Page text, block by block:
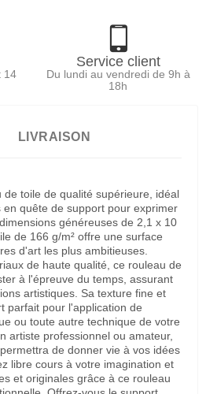
14
Service client
Du lundi au vendredi de 9h à
18h
LIVRAISON
de toile de qualité supérieure, idéal
quête de support pour exprimer
généreuses de 2,1 x 10
de 166 g/m² offre une surface
d'art les plus ambitieuses.
de haute qualité, ce rouleau de
à l'épreuve du temps, assurant
artistiques. Sa texture fine et
parfait pour l'application de
ou toute autre technique de votre
artiste professionnel ou amateur,
de donner vie à vos idées
libre cours à votre imagination et
et originales grâce à ce rouleau